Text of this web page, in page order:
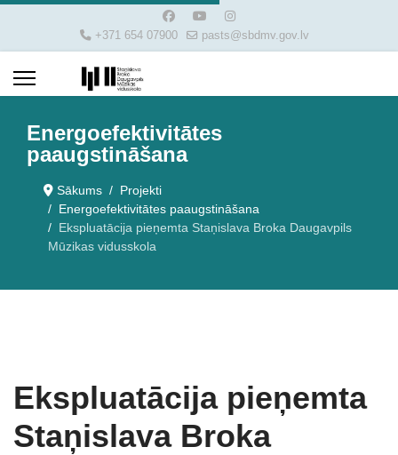
+371 654 07900 pasts@sbdmv.gov.lv
Energoefektivitātes
paaugstināšana
Sākums
Projekti
Energoefektivitātes paaugstināšana
Ekspluatācija pieņemta Staņislava Broka Daugavpils
Mūzikas vidusskola
Ekspluatācija pieņemta
Staņislava Broka